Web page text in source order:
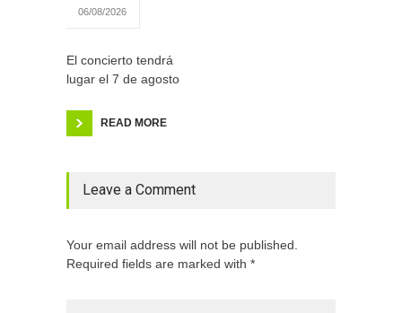
06/08/2026
El concierto tendrá
lugar el 7 de agosto
READ MORE
Leave a Comment
Your email address will not be published.
Required fields are marked with *